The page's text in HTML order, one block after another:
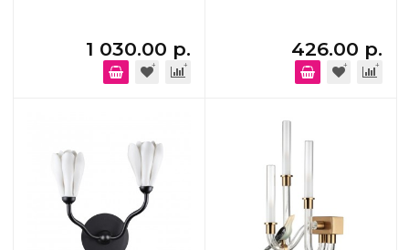
1 030.00 р. 426.00 р.